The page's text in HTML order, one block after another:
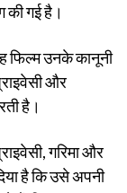
की गई है।
फिल्म उनके कानूनी
और
है।
गरिमा और
है कि उसे अपनी